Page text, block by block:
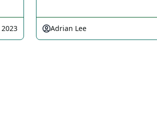
Adrian Lee